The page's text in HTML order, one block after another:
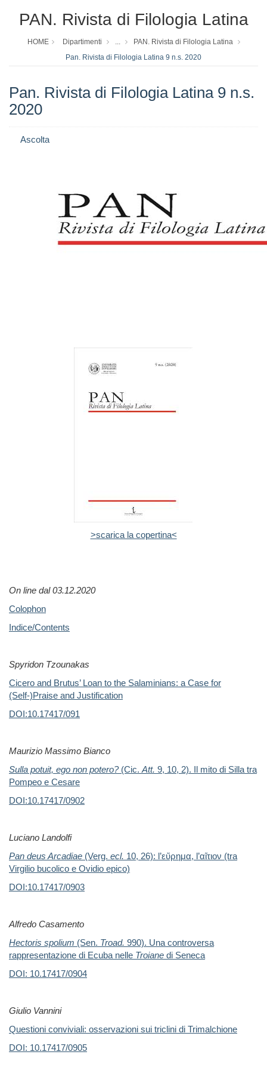
PAN. Rivista di Filologia Latina
HOME Dipartimenti ...
PAN. Rivista di Filologia Latina
Pan. Rivista di Filologia Latina 9 n.s. 2020
Pan. Rivista di Filologia Latina 9 n.s.
2020
Ascolta
>scarica la copertina<
On line dal 03.12.2020
Colophon
Indice/Contents
Spyridon Tzounakas
Cicero and Brutus’ Loan to the Salaminians: a Case for
(Self-)Praise and Justification
DOI:10.17417/091
Maurizio Massimo Bianco
Sulla potuit, ego non potero? (Cic.Att. 9, 10, 2). Il mito di Silla tra
Pompeo e Cesare
DOI:10.17417/0902
Luciano Landolfi
Pan deus Arcadiae (Verg. ecl. 10, 26): l’εὔρημα, l’αἴτιον (tra
Virgilio bucolico e Ovidio epico)
DOI:10.17417/0903
Alfredo Casamento
Hectoris spolium (Sen. Troad. 990). Una controversa
rappresentazione di Ecuba nelle Troiane di Seneca
DOI: 10.17417/0904
Giulio Vannini
Questioni conviviali: osservazioni sui triclini di Trimalchione
DOI: 10.17417/0905